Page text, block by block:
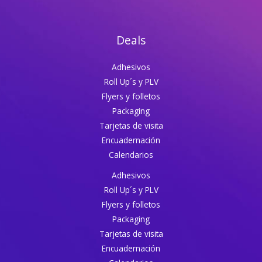
Deals
Adhesivos
Roll Up´s y PLV
Flyers y folletos
Packaging
Tarjetas de visita
Encuadernación​
Calendarios
Adhesivos
Roll Up´s y PLV
Flyers y folletos
Packaging
Tarjetas de visita
Encuadernación​